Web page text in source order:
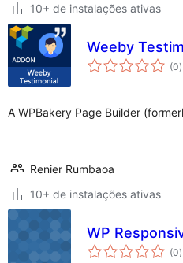
10+ de instalações ativas
Weeby
(0de
)
A WPBakery Page Builder
Renier Rumbaoa
10+ de instalações ativas
WP
(0de
)